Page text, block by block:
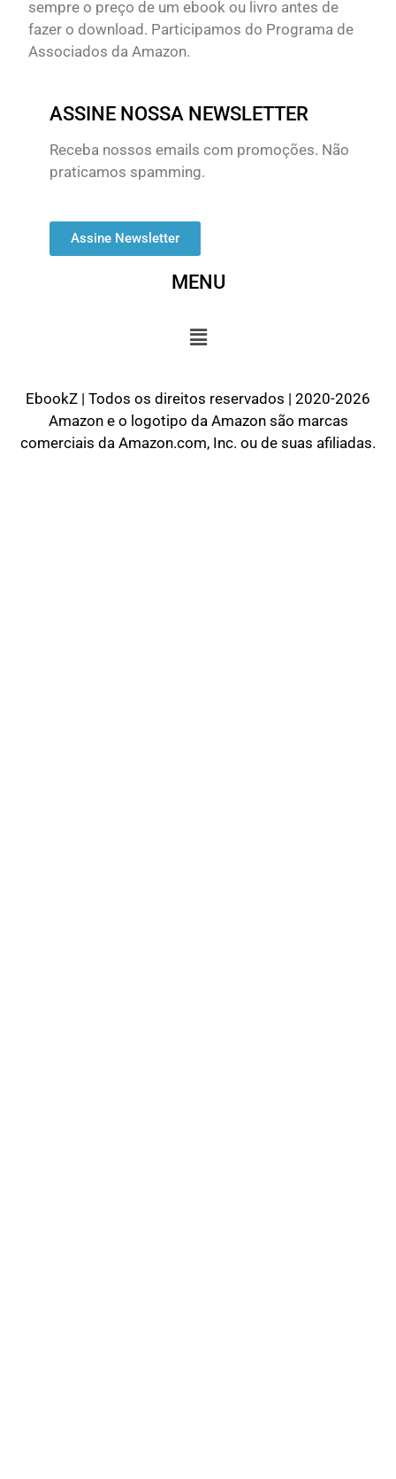
sempre o preço de um ebook ou livro antes de
fazer o download. Participamos do Programa de
Associados da Amazon.
ASSINE NOSSA NEWSLETTER
Receba nossos emails com promoções. Não
praticamos spamming.
Assine Newsletter
MENU
EbookZ | Todos os direitos reservados | 2020-2026
Amazon e o logotipo da Amazon são marcas
comerciais da Amazon.com, Inc. ou de suas afiliadas.